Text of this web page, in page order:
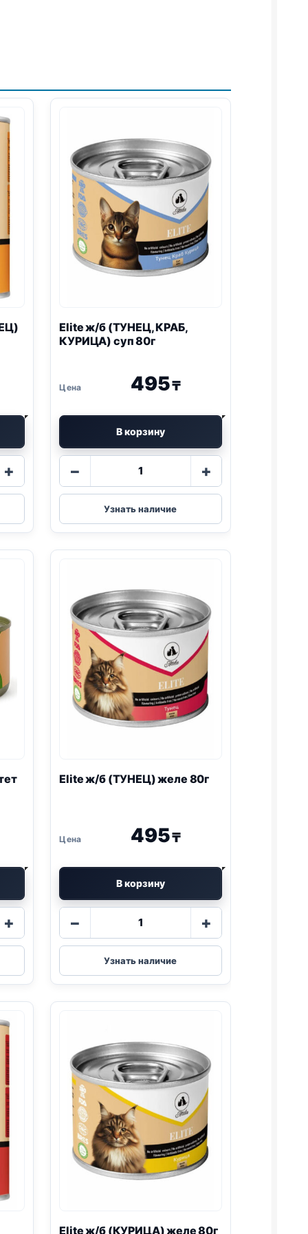
+
Elite ж/б (ТУНЕЦ, КРАБ,
КУРИЦА) суп 80г
495₸
В корзину
−
товара
Elite
ж/
(ТУНЕЦ,
КРАБ,
80г
+
Узнать наличие
+
Elite ж/б (ТУНЕЦ) желе 80г
495₸
В корзину
−
товара
Elite
ж/
(ТУНЕЦ)
желе
+
Узнать наличие
Elite ж/б (КУРИЦА) желе 80г